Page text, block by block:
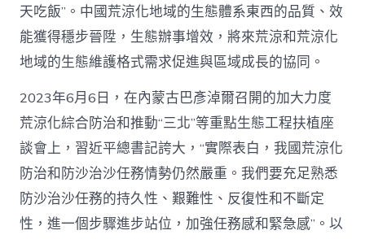
天吃飯”。中國荒涼化地域的生態體系東西的品質、效
能獲得穩步晉陞，生態辦事增效，將來荒涼和荒涼化
地域的生態維護格式需求促進與區域成長的協同。
2023年6月6日，在內蒙古巴彥淖爾召開的加大力度
荒涼化綜合防治和推動“三北”等重點生態工程扶植座
談會上，習近平總書記誇大，“實際表白，我國荒涼化
防治和防沙治沙任務情勢仍然嚴重。我們要充足熟悉
防沙治沙任務的持久性、艱難性、反復性和不斷定
性，進一個步驟進步站位，加強任務感和緊急感”。以